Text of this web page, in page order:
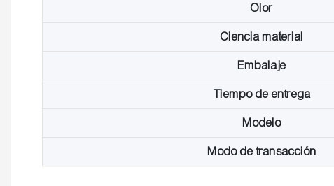
Olor
Ciencia material
Embalaje
Tiempo de entrega
Modelo
Modo de transacción